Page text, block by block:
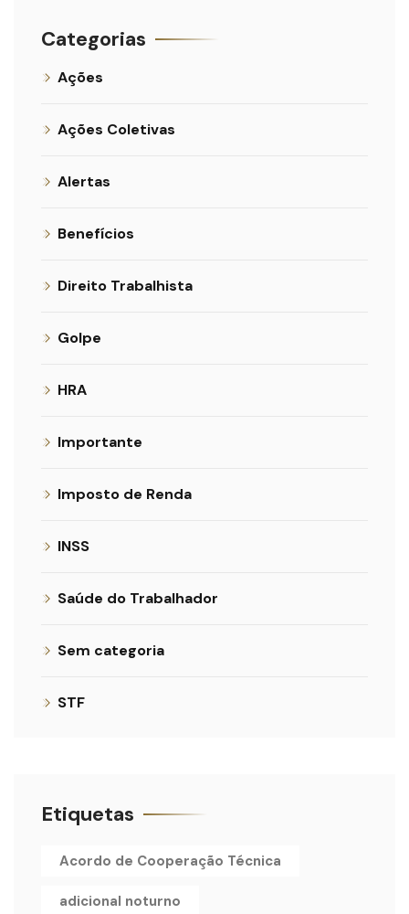
Categorias
Ações
Ações Coletivas
Alertas
Benefícios
Direito Trabalhista
Golpe
HRA
Importante
Imposto de Renda
INSS
Saúde do Trabalhador
Sem categoria
STF
Etiquetas
Acordo de Cooperação Técnica
adicional noturno